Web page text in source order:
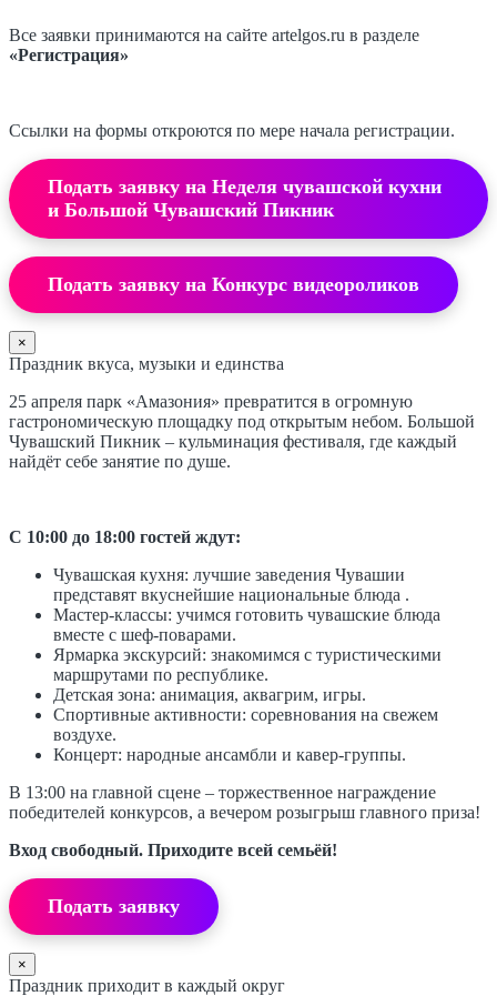
Все заявки принимаются на сайте artelgos.ru в разделе
«Регистрация»
Ссылки на формы откроются по мере начала регистрации.
Подать заявку на Неделя чувашской кухни
и Большой Чувашский Пикник
Подать заявку на Конкурс видеороликов
×
Праздник вкуса, музыки и единства
25 апреля парк «Амазония» превратится в огромную
гастрономическую площадку под открытым небом. Большой
Чувашский Пикник – кульминация фестиваля, где каждый
найдёт себе занятие по душе.
С 10:00 до 18:00 гостей ждут:
Чувашская кухня: лучшие заведения Чувашии
представят вкуснейшие национальные блюда .
Мастер-классы: учимся готовить чувашские блюда
вместе с шеф-поварами.
Ярмарка экскурсий: знакомимся с туристическими
маршрутами по республике.
Детская зона: анимация, аквагрим, игры.
Спортивные активности: соревнования на свежем
воздухе.
Концерт: народные ансамбли и кавер-группы.
В 13:00 на главной сцене – торжественное награждение
победителей конкурсов, а вечером розыгрыш главного приза!
Вход свободный. Приходите всей семьёй!
Подать заявку
×
Праздник приходит в каждый округ